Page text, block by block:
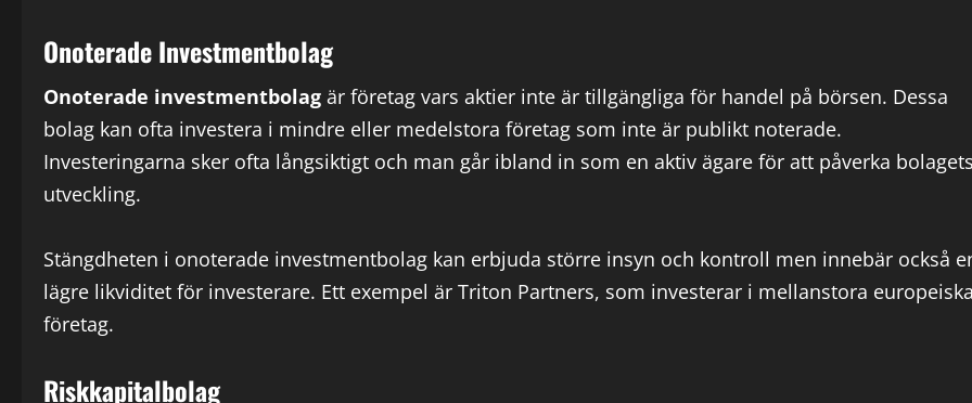
Onoterade Investmentbolag
Onoterade investmentbolag är företag vars aktier inte är tillgängliga för handel på börsen. Dessa
bolag kan ofta investera i mindre eller medelstora företag som inte är publikt noterade.
Investeringarna sker ofta långsiktigt och man går ibland in som en aktiv ägare för att påverka
utveckling.
Stängdheten i onoterade investmentbolag kan erbjuda större insyn och kontroll men innebär också
lägre likviditet för investerare. Ett exempel är Triton Partners, som investerar i mellanstora
företag.
Riskkapitalbolag